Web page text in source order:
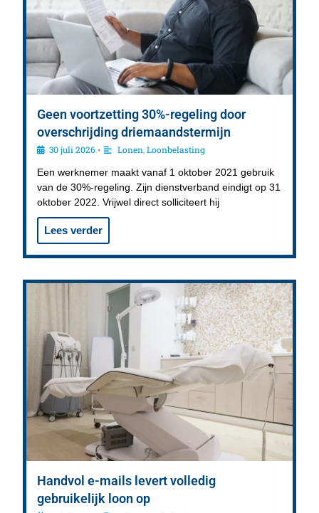
Geen voortzetting 30%-regeling door
overschrijding driemaandstermijn
30 juli 2026 • Lonen,Loonbelasting
Een werknemer maakt vanaf 1 oktober 2021 gebruik
van de 30%-regeling. Zijn dienstverband eindigt op 31
oktober 2022. Vrijwel direct solliciteert hij
Lees verder
Handvol e-mails levert volledig
gebruikelijk loon op